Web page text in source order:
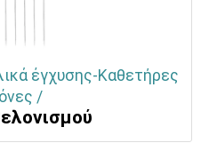
έγχυσης-Καθετήρες
/